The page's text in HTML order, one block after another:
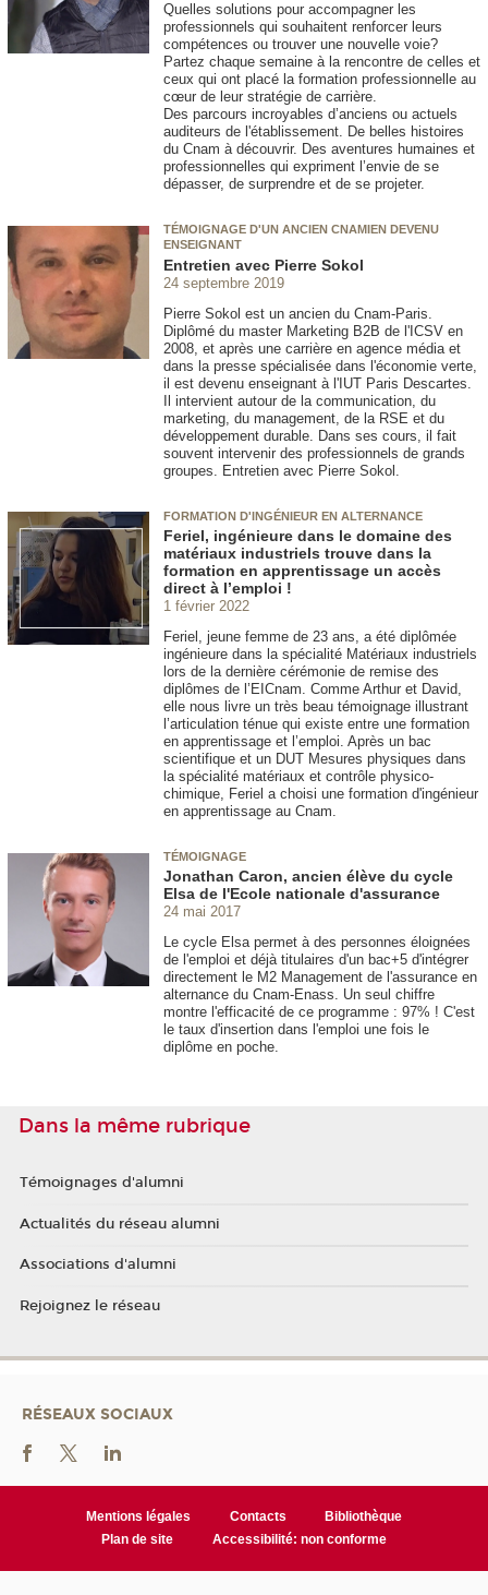
Quelles solutions pour accompagner les
professionnels qui souhaitent renforcer leurs
compétences ou trouver une nouvelle voie?
Partez chaque semaine à la rencontre de celles et
ceux qui ont placé la formation professionnelle au
cœur de leur stratégie de carrière.
Des parcours incroyables d’anciens ou actuels
auditeurs de l'établissement. De belles histoires
du Cnam à découvrir. Des aventures humaines et
professionnelles qui expriment l’envie de se
dépasser, de surprendre et de se projeter.
TÉMOIGNAGE D'UN ANCIEN CNAMIEN DEVENU
ENSEIGNANT
Entretien avec Pierre Sokol
24 septembre 2019
Pierre Sokol est un ancien du Cnam-Paris.
Diplômé du master Marketing B2B de l'ICSV en
2008, et après une carrière en agence média et
dans la presse spécialisée dans l'économie verte,
il est devenu enseignant à l'IUT Paris Descartes.
Il intervient autour de la communication, du
marketing, du management, de la RSE et du
développement durable. Dans ses cours, il fait
souvent intervenir des professionnels de grands
groupes. Entretien avec Pierre Sokol.
FORMATION D'INGÉNIEUR EN ALTERNANCE
Feriel, ingénieure dans le domaine des
matériaux industriels trouve dans la
formation en apprentissage un accès
direct à l’emploi !
1 février 2022
Feriel, jeune femme de 23 ans, a été diplômée
ingénieure dans la spécialité Matériaux industriels
lors de la dernière cérémonie de remise des
diplômes de l’EICnam. Comme Arthur et David,
elle nous livre un très beau témoignage illustrant
l’articulation ténue qui existe entre une formation
en apprentissage et l’emploi. Après un bac
scientifique et un DUT Mesures physiques dans
la spécialité matériaux et contrôle physico-
chimique, Feriel a choisi une formation d'ingénieur
en apprentissage au Cnam.
TÉMOIGNAGE
Jonathan Caron, ancien élève du cycle
Elsa de l'Ecole nationale d'assurance
24 mai 2017
Le cycle Elsa permet à des personnes éloignées
de l'emploi et déjà titulaires d'un bac+5 d'intégrer
directement le M2 Management de l'assurance en
alternance du Cnam-Enass. Un seul chiffre
montre l'efficacité de ce programme : 97% ! C'est
le taux d'insertion dans l'emploi une fois le
diplôme en poche.
Dans la même rubrique
Témoignages d'alumni
Actualités du réseau alumni
Associations d'alumni
Rejoignez le réseau
RÉSEAUX SOCIAUX
Mentions légales Contacts
Bibliothèque
Plan de site
Accessibilité: non conforme